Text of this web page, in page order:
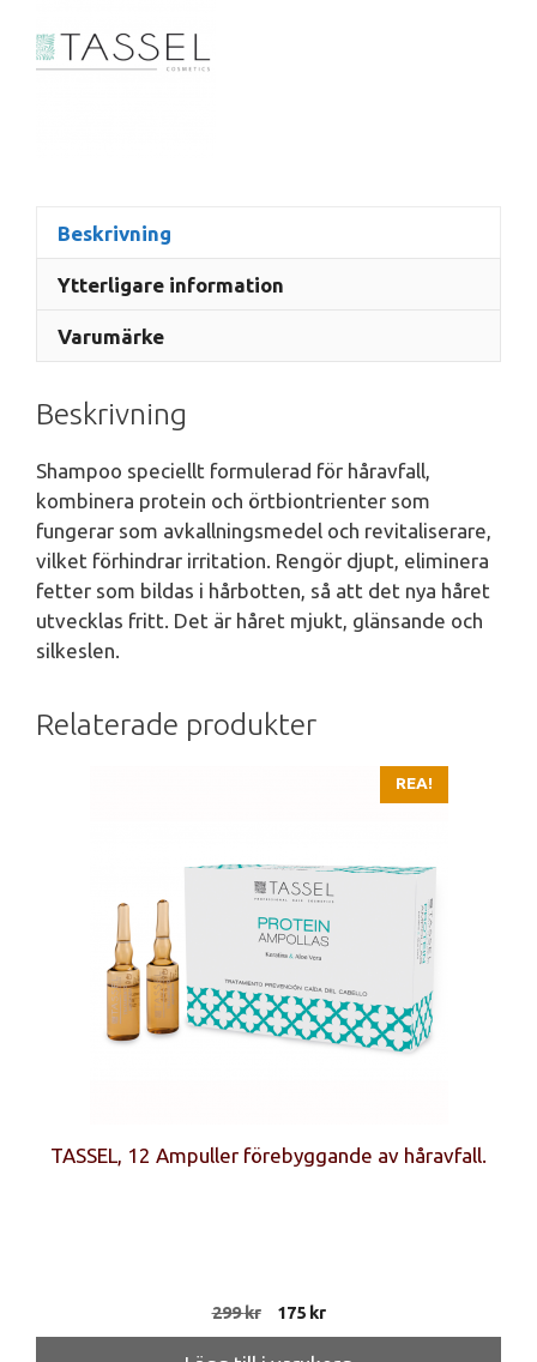
Beskrivning
Ytterligare information
Varumärke
Beskrivning
Shampoo speciellt formulerad för håravfall,
kombinera protein och örtbiontrienter som
fungerar som avkallningsmedel och revitaliserare,
vilket förhindrar irritation. Rengör djupt, eliminera
fetter som bildas i hårbotten, så att det nya håret
utvecklas fritt. Det är håret mjukt, glänsande och
silkeslen.
Relaterade produkter
REA!
TASSEL, 12 Ampuller förebyggande av håravfall.
299kr
Det
ursprungliga
175 krDet
nuvarande